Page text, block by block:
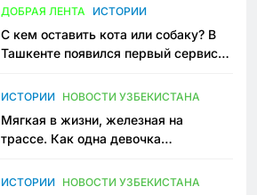
ДОБРАЯ ЛЕНТА ИСТОРИИ
С кем оставить кота или собаку? В
Ташкенте появился первый сервис
ИСТОРИИ НОВОСТИ УЗБЕКИСТАНА
Мягкая в жизни, железная на
трассе. Как одна девочка
Узбекистане
ИСТОРИИ НОВОСТИ УЗБЕКИСТАНА